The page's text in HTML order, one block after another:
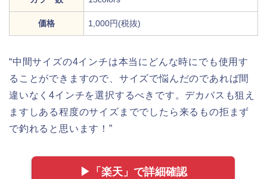
価格 1,000円(税抜)
“中間サイズの4インチは本当にどんな時にでも使用す
ることができますので、サイズで悩んだのであれば間
違いなく4インチを選択するべきです。デカバスも狙え
ますしある程度のサイズまででしたら来るもの拒まず
で釣れると思います！”
▶︎「楽天」で詳細確認